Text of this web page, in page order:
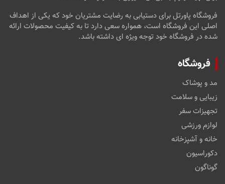
فروشگاه پاورتل برای دستیابی به رضایت مشتریان خود که یکی از اهداف
اصلی این فروشگاه است، همواره سعی دارد تا به کیفیت محصولات ارائه
شده در فروشگاه خود توجه ویژه ای داشته باشد.
فروشگاه
مد و پوشاک
زیبایی و سلامت
تجهیزات سفر
لوازم ورزشی
خانه و آشپزخانه
دکوراسیون
گوناگون